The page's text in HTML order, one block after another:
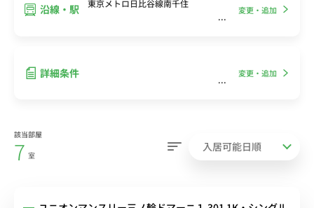
沿線・駅 東京メトロ日比谷線南千住
変更・追加
詳細条件 変更・追加
該当部屋
7 室